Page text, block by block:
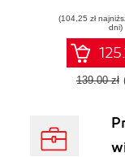
driven,
and
RISE
(104,25 zł
dni)
139.00 zł